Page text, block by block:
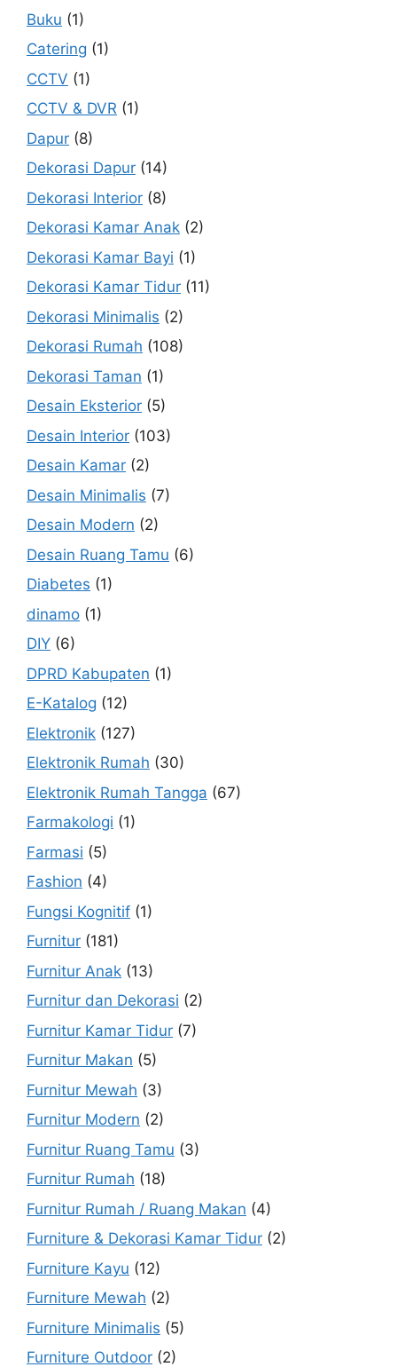
Buku (1)
Catering (1)
CCTV (1)
CCTV & DVR (1)
Dapur (8)
Dekorasi Dapur (14)
Dekorasi Interior (8)
Dekorasi Kamar Anak (2)
Dekorasi Kamar Bayi (1)
Dekorasi Kamar Tidur (11)
Dekorasi Minimalis (2)
Dekorasi Rumah (108)
Dekorasi Taman (1)
Desain Eksterior (5)
Desain Interior (103)
Desain Kamar (2)
Desain Minimalis (7)
Desain Modern (2)
Desain Ruang Tamu (6)
Diabetes (1)
dinamo (1)
DIY (6)
DPRD Kabupaten (1)
E-Katalog (12)
Elektronik (127)
Elektronik Rumah (30)
Elektronik Rumah Tangga (67)
Farmakologi (1)
Farmasi (5)
Fashion (4)
Fungsi Kognitif (1)
Furnitur (181)
Furnitur Anak (13)
Furnitur dan Dekorasi (2)
Furnitur Kamar Tidur (7)
Furnitur Makan (5)
Furnitur Mewah (3)
Furnitur Modern (2)
Furnitur Ruang Tamu (3)
Furnitur Rumah (18)
Furnitur Rumah / Ruang Makan (4)
Furniture & Dekorasi Kamar Tidur (2)
Furniture Kayu (12)
Furniture Mewah (2)
Furniture Minimalis (5)
Furniture Outdoor (2)